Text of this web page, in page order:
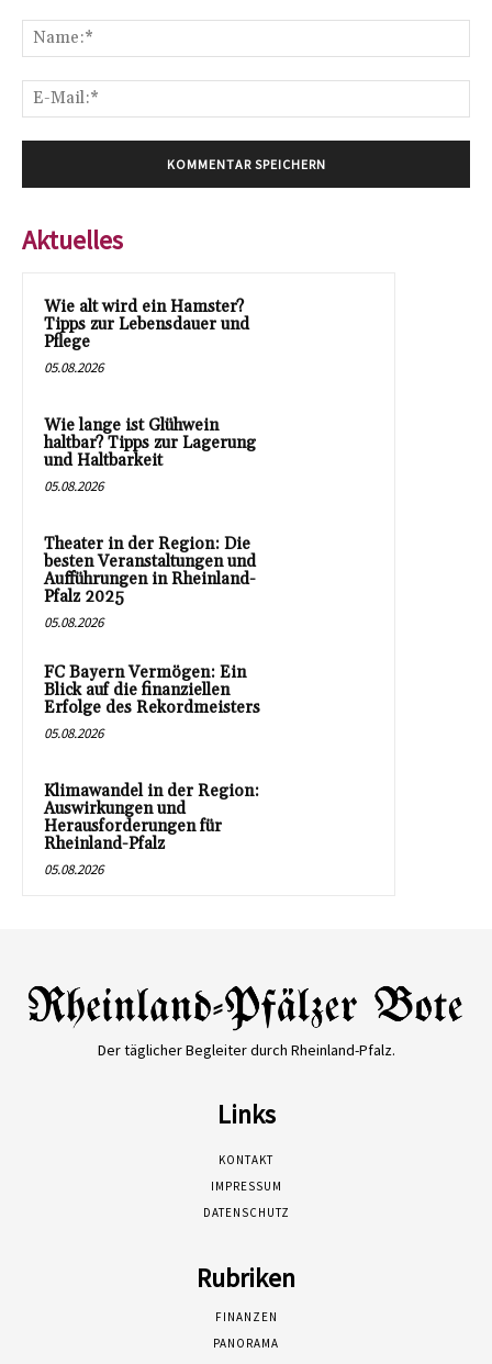
Aktuelles
Wie alt wird ein Hamster?
Tipps zur Lebensdauer und
Pflege
05.08.2026
Wie lange ist Glühwein
haltbar? Tipps zur Lagerung
und Haltbarkeit
05.08.2026
Theater in der Region: Die
besten Veranstaltungen und
Aufführungen in Rheinland-
Pfalz 2025
05.08.2026
FC Bayern Vermögen: Ein
Blick auf die finanziellen
Erfolge des Rekordmeisters
05.08.2026
Klimawandel in der Region:
Auswirkungen und
Herausforderungen für
Rheinland-Pfalz
05.08.2026
Der täglicher Begleiter durch Rheinland-Pfalz.
Links
KONTAKT
IMPRESSUM
DATENSCHUTZ
Rubriken
FINANZEN
PANORAMA